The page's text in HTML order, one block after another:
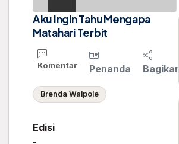
Aku Ingin Tahu Mengapa
Matahari Terbit
Komentar Penanda Bagikan
Brenda Walpole
Edisi